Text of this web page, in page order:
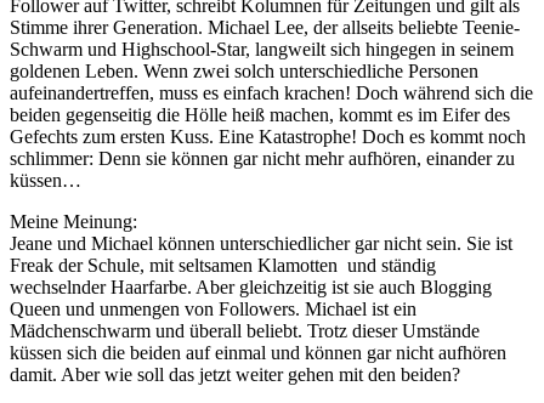
Follower auf Twitter, schreibt Kolumnen für Zeitungen und gilt als
Stimme ihrer Generation. Michael Lee, der allseits beliebte Teenie-
Schwarm und Highschool-Star, langweilt sich hingegen in seinem
goldenen Leben. Wenn zwei solch unterschiedliche Personen
aufeinandertreffen, muss es einfach krachen! Doch während sich die
beiden gegenseitig die Hölle heiß machen, kommt es im Eifer des
Gefechts zum ersten Kuss. Eine Katastrophe! Doch es kommt noch
schlimmer: Denn sie können gar nicht mehr aufhören, einander zu
küssen…
Meine Meinung:
Jeane und Michael können unterschiedlicher gar nicht sein. Sie ist
Freak der Schule, mit seltsamen Klamotten und ständig
wechselnder Haarfarbe. Aber gleichzeitig ist sie auch Blogging
Queen und unmengen von Followers. Michael ist ein
Mädchenschwarm und überall beliebt. Trotz dieser Umstände
küssen sich die beiden auf einmal und können gar nicht aufhören
damit. Aber wie soll das jetzt weiter gehen mit den beiden?